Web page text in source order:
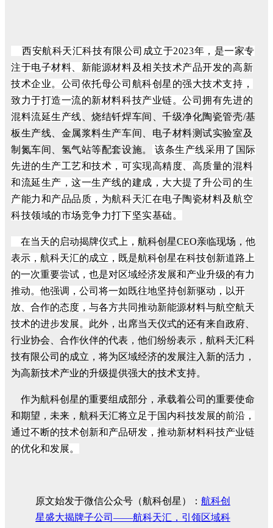
西安航科天汇科技有限公司成立于2023年，是一家专
注于电子材料、新能源材料及相关技术产品开发的高新
技术企业。公司依托母公司航科创星的强大技术支持，
致力于打造一流的新材料科技产业链。公司拥有先进的
混料流延生产线 、烧结钎焊车间、千级净化陶瓷管壳/基
板生产线、金属浆料生产车间、电子材料测试实验室及
制氮车间、氢气站等配套设施。
该条生产线采用了国际
先进的生产工艺和技术，可实现高精度、高质量的混料
和流延生产，这一生产线的建成，大大提了升公司的生
产能力和产品品质，为航科天汇在电子陶瓷材料及航空
科技领域的市场竞争力打下坚实基础。
在当天的启动揭牌仪式上， 航科创星CEO亲临现场， 他
表示，航科天汇的成立，既是航科创星在科技创新道路上
的一次重要尝试，也是对区域经济发展和产业升级的有力
推动。他强调，公司将一如既往地坚持创新驱动，以开
放、合作的态度，与各方共同推动新能源材料与航空航天
技术的进步发展。 此外，出席当天仪式的还有来自政府、
行业协会、合作伙伴的代表，他们纷纷表示，航科天汇科
技有限公司的成立，将为区域经济的发展注入新的活力，
为高新技术产业的升级提供强大的技术支持。
作为航科创星的重要组成部分，承载着公司的重要使命
和期望，未来，航科天汇将立足于国内科技发展的前沿，
通过不断的技术创新和产品研发，推动新材料科技产业链
的优化和发展。
原文始发于微信公众号（航科创星）： 航科创
星盛大揭牌子公司——航科天汇，引领区域科